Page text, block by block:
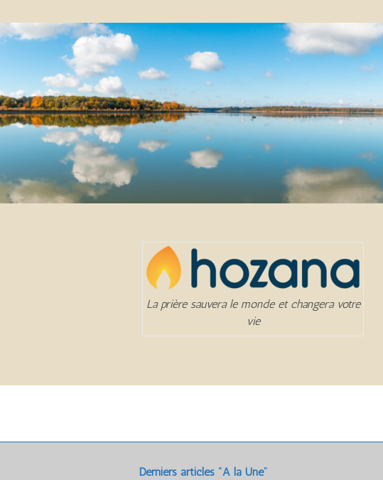
La prière sauvera le monde et changera votre
vie
Derniers articles "A la Une"